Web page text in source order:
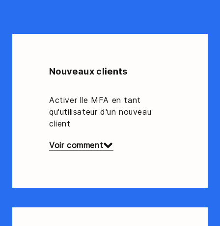
Nouveaux clients
Activer lle MFA en tant
qu'utilisateur d'un nouveau
client
Voir comment